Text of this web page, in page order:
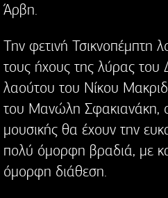
Άρβη.
Την φετινή Τσικνοπέμπτη
τους ήχους της λύρας
λαούτου του Νίκου
του Μανώλη Σφακιανάκη,
μουσικής θα έχουν την
πολύ όμορφη βραδιά, με
όμορφη διάθεση.